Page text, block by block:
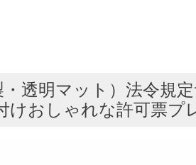
透明マット）法令規
けおしゃれな許可票プ